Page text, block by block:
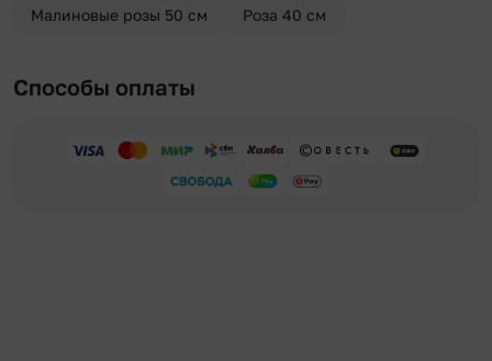
Малиновые розы 50 см Роза 40 см
Способы оплаты